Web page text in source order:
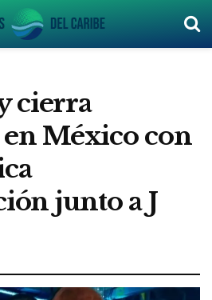
cierra
México con
junto a J